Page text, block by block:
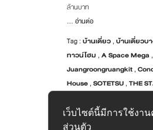
ล้านบาท
... อ่านต่อ
Tag :บ้านเดี่ยว,บ้านเดี่ยวบ
ทาวน์โฮม ,A Space Mega,
Juangroongruangkit,
House,SOTETSU,THE
VIRANYA Rangsit -
,คอนโดใกล้รถไฟฟ้า
เว็บไซต์นี้มีการใช้งา
ส่วนตัว